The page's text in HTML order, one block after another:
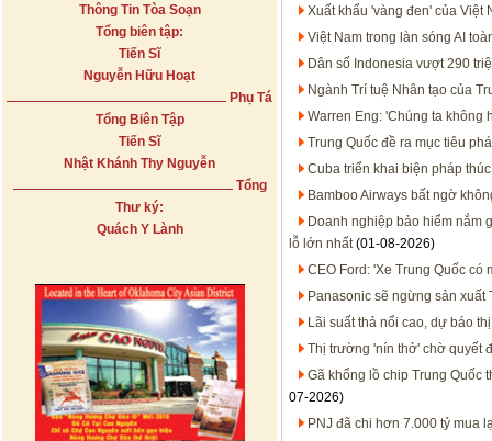
Thông Tin Tòa Soạn
Tổng biên tập:
Tiến Sĩ
Nguyễn Hữu Hoạt
Phụ Tá
Tổng Biên Tập
Tiến Sĩ
Nhật Khánh Thy Nguyễn
Tổng
Thư ký:
Quách Y Lành
Xuất khẩu 'vàng đen' của Việt
Việt Nam trong làn sóng AI
Dân số Indonesia vượt 290
Ngành Trí tuệ Nhân tạo của
Warren Eng: 'Chúng ta không
Trung Quốc đề ra mục tiêu
Cuba triển khai biện pháp
Bamboo Airways bất ngờ
Doanh nghiệp bảo hiểm nắm
lỗ lớn nhất(01-08-2026)
CEO Ford: 'Xe Trung Quốc có
Panasonic sẽ ngừng sản xuất
Lãi suất thả nổi cao, dự báo
Thị trường 'nín thở' chờ quyết
Gã khổng lồ chip Trung Quốc
07-2026)
PNJ đã chi hơn 7.000 tỷ mua